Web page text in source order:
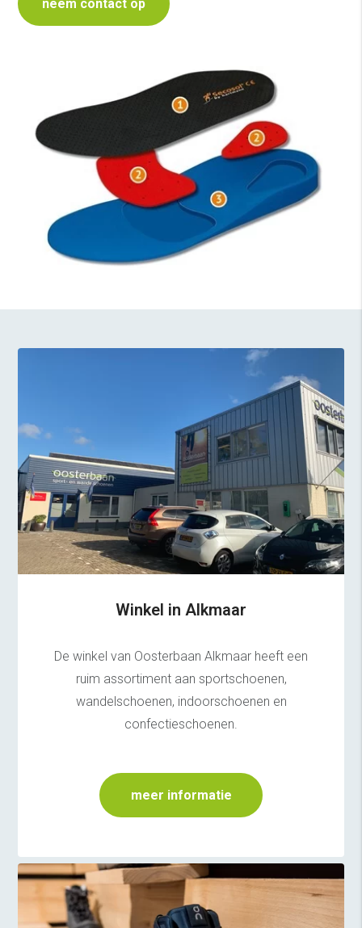
neem contact op
Winkel in Alkmaar
De winkel van Oosterbaan Alkmaar heeft een
ruim assortiment aan sportschoenen,
wandelschoenen, indoorschoenen en
confectieschoenen.
meer informatie